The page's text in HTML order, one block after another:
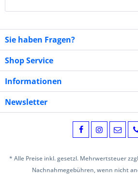
Sie haben Fragen?
Shop Service
Informationen
Newsletter
* Alle Preise inkl. gesetzl. Mehrwertsteuer
Nachnahmegebühren, wenn nicht